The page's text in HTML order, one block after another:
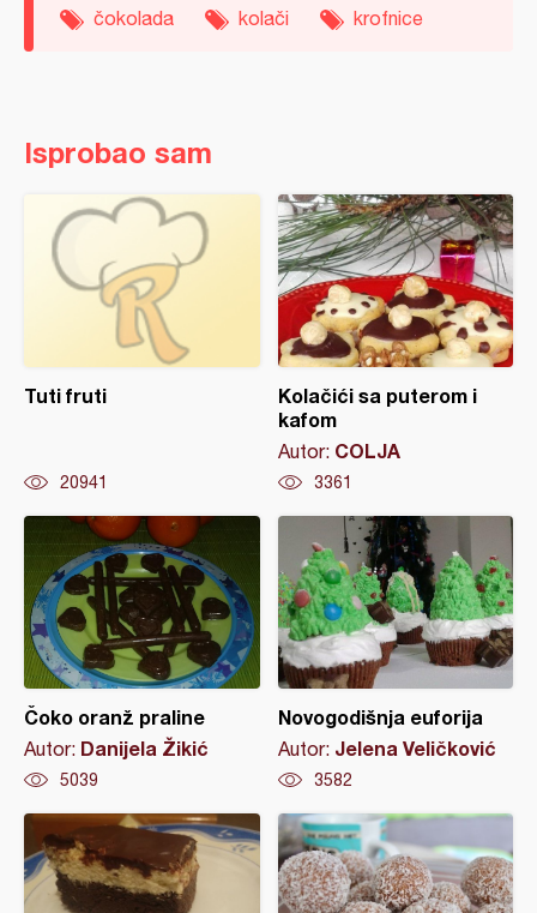
čokolada kolači krofnice
Isprobao sam
Tuti fruti
20941
Kolačići sa puterom i
kafom
Autor: COLJA
3361
Čoko oranž praline
Autor: Danijela Žikić
5039
Novogodišnja euforija
Autor: Jelena Veličković
3582